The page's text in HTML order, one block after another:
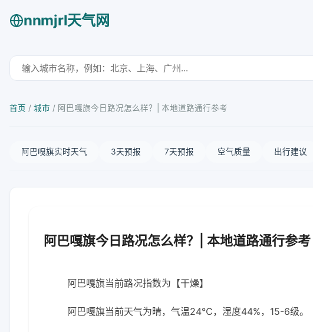
nnmjrl天气网
首页 / 城市 / 阿巴嘎旗今日路况怎么样？| 本地道路通行参考
阿巴嘎旗实时天气 3天预报 7天预报 空气质量 出行建议
阿巴嘎旗今日路况怎么样？| 本地道路通行参考
阿巴嘎旗当前路况指数为【干燥】
阿巴嘎旗当前天气为晴，气温24℃，湿度44%，15-6级。